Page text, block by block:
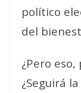
político
del
¿Pero
¿Seguirá